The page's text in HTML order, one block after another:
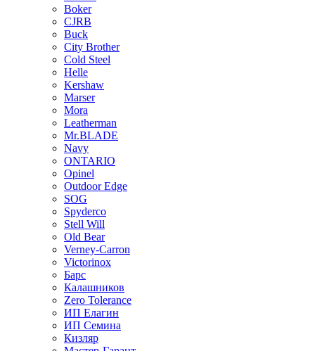
Boker
CJRB
Buck
City Brother
Cold Steel
Helle
Kershaw
Marser
Mora
Leatherman
Mr.BLADE
Navy
ONTARIO
Opinel
Outdoor Edge
SOG
Spyderco
Stell Will
Old Bear
Verney-Carron
Victorinox
Барс
Калашников
Zero Tolerance
ИП Елагин
ИП Семина
Кизляр